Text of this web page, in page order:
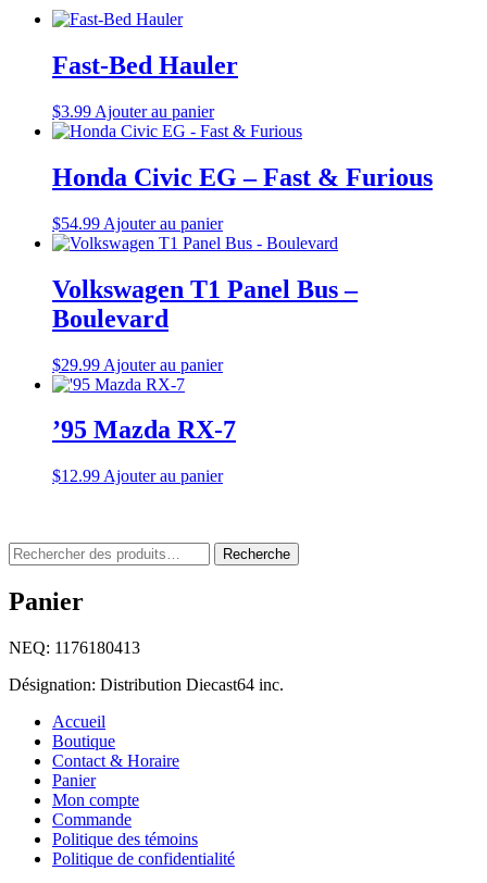
Fast-Bed Hauler
$3.99 Ajouter au panier
Honda Civic EG – Fast & Furious
$54.99 Ajouter au panier
Volkswagen T1 Panel Bus –
Boulevard
$29.99 Ajouter au panier
’95 Mazda RX-7
$12.99 Ajouter au panier
Rechercher
:
Recherche
Panier
NEQ: 1176180413
Désignation: Distribution Diecast64 inc.
Accueil
Boutique
Contact & Horaire
Panier
Mon compte
Commande
Politique des témoins
Politique de confidentialité